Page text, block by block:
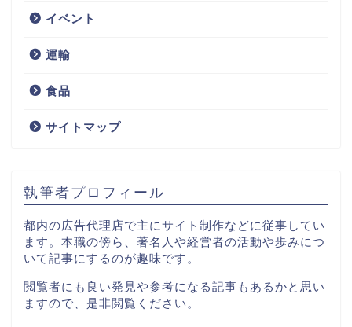
イベント
運輸
食品
サイトマップ
執筆者プロフィール
都内の広告代理店で主にサイト制作などに従事してい
ます。本職の傍ら、著名人や経営者の活動や歩みにつ
いて記事にするのが趣味です。
閲覧者にも良い発見や参考になる記事もあるかと思い
ますので、是非閲覧ください。
イベント